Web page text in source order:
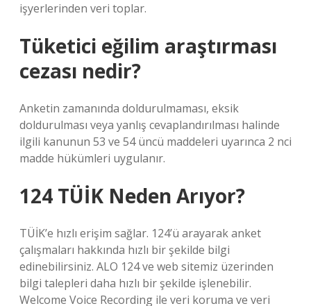
işyerlerinden veri toplar.
Tüketici eğilim araştırması
cezası nedir?
Anketin zamanında doldurulmaması, eksik
doldurulması veya yanlış cevaplandırılması halinde
ilgili kanunun 53 ve 54 üncü maddeleri uyarınca 2 nci
madde hükümleri uygulanır.
124 TÜİK Neden Arıyor?
TÜİK’e hızlı erişim sağlar. 124’ü arayarak anket
çalışmaları hakkında hızlı bir şekilde bilgi
edinebilirsiniz. ALO 124 ve web sitemiz üzerinden
bilgi talepleri daha hızlı bir şekilde işlenebilir.
Welcome Voice Recording ile veri koruma ve veri